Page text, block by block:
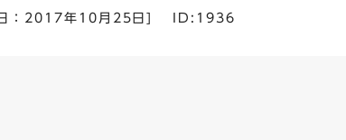
： 2017年10月25日 ID:1936